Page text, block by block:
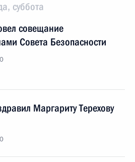
суббота
совещание
Совета Безопасности
Маргариту Терехову